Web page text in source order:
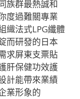
族群最熱誠和
度過難關專業
織法式LPG纖體
而研發的日本
求屏東支票貼
肝保健功效護
計能帶來業績
業形象的